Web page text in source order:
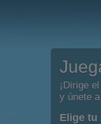
¡Dirige
y únete
Elige tu